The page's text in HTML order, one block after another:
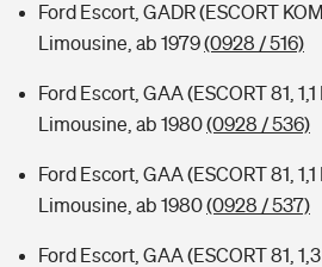
Ford Escort, GADR (ESCORT
Limousine, ab 1979(0928 / 516)
Ford Escort, GAA (ESCORT 81,
Limousine, ab 1980(0928 / 536)
Ford Escort, GAA (ESCORT 81,
Limousine, ab 1980(0928 / 537)
Ford Escort, GAA (ESCORT 81,